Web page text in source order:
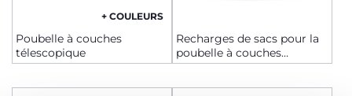
+ COULEURS
Poubelle à couches
télescopique
Recharges de sacs pour la
poubelle à couches
télescopique